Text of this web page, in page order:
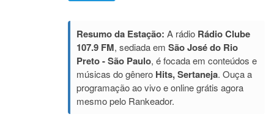
Resumo da Estação: A rádio Rádio Clube
107.9 FM, sediada em São José do Rio
Preto - São Paulo, é focada em conteúdos e
músicas do gênero Hits, Sertaneja. Ouça a
programação ao vivo e online grátis agora
mesmo pelo Rankeador.